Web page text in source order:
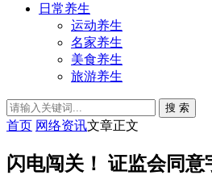
日常养生
运动养生
名家养生
美食养生
旅游养生
搜 索
首页 网络资讯文章正文
闪电闯关！ 证监会同